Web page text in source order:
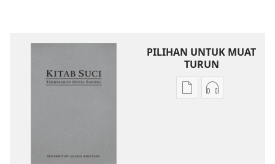
PILIHAN UNTUK MUAT
TURUN
PilihanPilihan